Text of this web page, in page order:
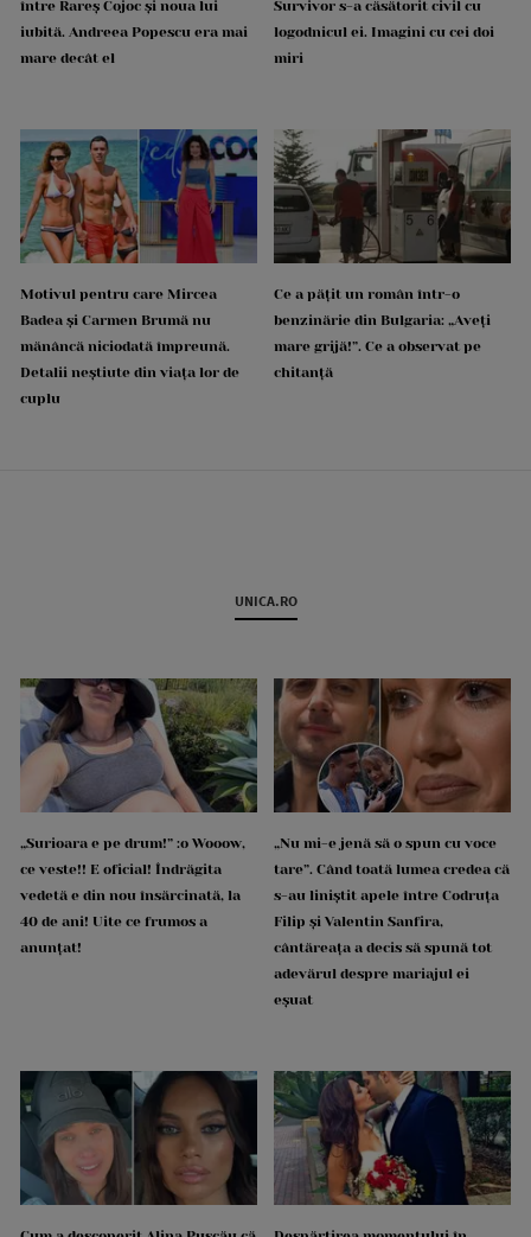
între Rareș Cojoc și noua lui
iubită. Andreea Popescu era mai
mare decât el
Survivor s-a căsătorit civil cu
logodnicul ei. Imagini cu cei doi
miri
Motivul pentru care Mircea
Badea și Carmen Brumă nu
mănâncă niciodată împreună.
Detalii neștiute din viața lor de
cuplu
Ce a pățit un român într-o
benzinărie din Bulgaria: „Aveți
mare grijă!”. Ce a observat pe
chitanță
UNICA.RO
„Surioara e pe drum!” :o Wooow,
ce veste!! E oficial! Îndrăgita
vedetă e din nou însărcinată, la
40 de ani! Uite ce frumos a
anunțat!
„Nu mi-e jenă să o spun cu voce
tare”. Când toată lumea credea că
s-au liniștit apele între Codruța
Filip și Valentin Sanfira,
cântăreața a decis să spună tot
adevărul despre mariajul ei
eșuat